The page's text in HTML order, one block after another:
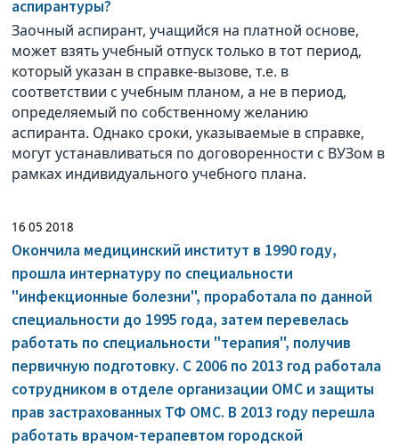
аспирантуры?
Заочный аспирант, учащийся на платной основе,
может взять учебный отпуск только в тот период,
который указан в справке-вызове, т.е. в
соответствии с учебным планом, а не в период,
определяемый по собственному желанию
аспиранта. Однако сроки, указываемые в справке,
могут устанавливаться по договоренности с ВУЗом в
рамках индивидуального учебного плана.
16 05 2018
Окончила медицинский институт в 1990 году,
прошла интернатуру по специальности
"инфекционные болезни", проработала по данной
специальности до 1995 года, затем перевелась
работать по специальности "терапия", получив
первичную подготовку. С 2006 по 2013 год работала
сотрудником в отделе организации ОМС и защиты
прав застрахованных ТФ ОМС. В 2013 году перешла
работать врачом-терапевтом городской